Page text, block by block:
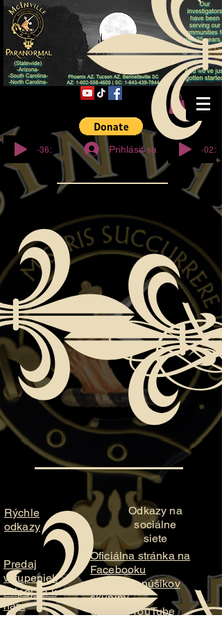
© Copyright
-36:27 Prihlásiť sa -02:32
Rýchle
odkazy
Predaj
vstupeniek
Pripoj sa k
nám
Odkazy na
sociálne
siete
Oficiálna stránka na
Facebooku
Stránka fanúšikov
skupiny
Stránka YouTube